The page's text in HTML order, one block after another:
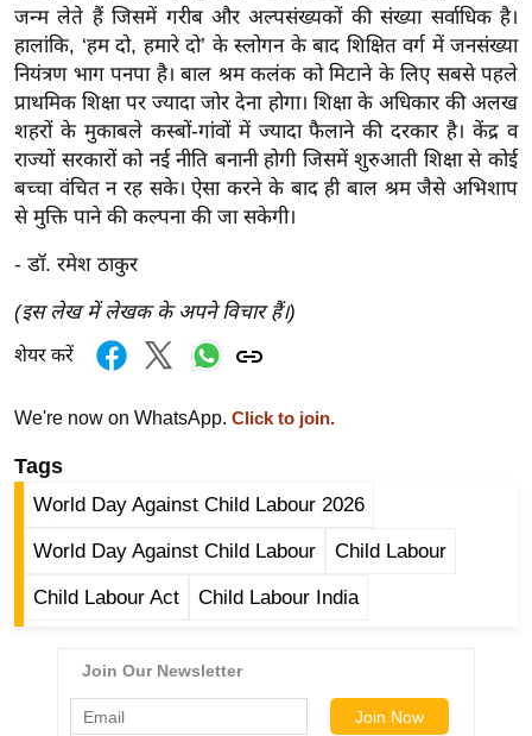
r
e
a
k
i
n
g
e
w
इ
स्टा
इ
टे
क्नॉ
जन्म लेते हैं जिसमें गरीब और अल्पसंख्यकों की संख्या सर्वाधिक है।
हालांकि, ‘हम दो, हमारे दो’ के स्लोगन के बाद शिक्षित वर्ग में जनसंख्या
नियंत्रण भाग पनपा है। बाल श्रम कलंक को मिटाने के लिए सबसे पहले
प्राथमिक शिक्षा पर ज्यादा जोर देना होगा। शिक्षा के अधिकार की अलख
शहरों के मुकाबले कस्बों-गांवों में ज्यादा फैलाने की दरकार है। केंद्र व
राज्यों सरकारों को नई नीति बनानी होगी जिसमें शुरुआती शिक्षा से कोई
बच्चा वंचित न रह सके। ऐसा करने के बाद ही बाल श्रम जैसे अभिशाप
से मुक्ति पाने की कल्पना की जा सकेगी।
- डॉ. रमेश ठाकुर
(इस लेख में लेखक के अपने विचार हैं।)
शेयर करें
We're now on WhatsApp. Click to join.
Tags
World Day Against Child Labour 2026
World Day Against Child Labour Child Labour
Child Labour Act Child Labour India